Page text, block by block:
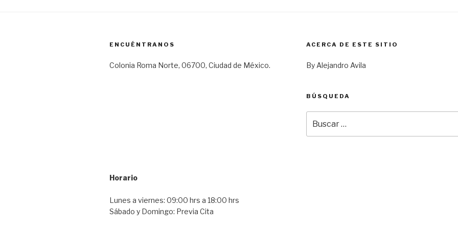
ENCUÉNTRANOS
Colonia Roma Norte, 06700, Ciudad de México.
Horario
Lunes a viernes: 09:00 hrs a 18:00 hrs
Sábado y Domingo: Previa Cita
ACERCA DE ESTE SITIO
By Alejandro Avila
BÚSQUEDA
por: